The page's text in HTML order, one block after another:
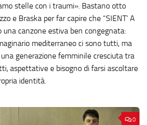
stelle con i traumi». Bastano otto
e Braska per far capire che “SIENT’ A
una canzone estiva ben congegnata:
mediterraneo ci sono tutti, ma
generazione femminile cresciuta tra
aspettative e bisogno di farsi ascoltare
identità.
0